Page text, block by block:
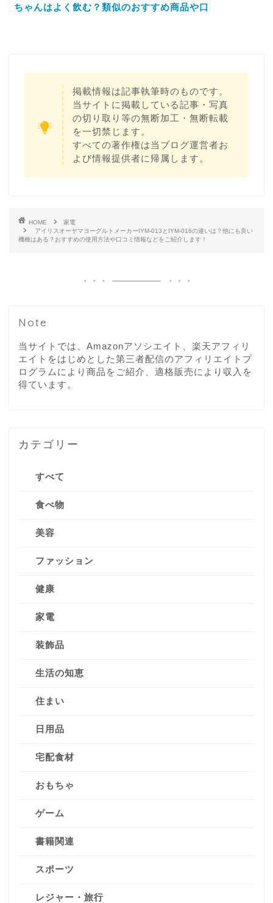
ちゃんはよく飲む？類似のおすすめ商品や口
掲載情報は記事執筆時のものです。
当サイトに掲載している記事・写真
の切り取り等の無断加工・無断転載
を一切禁じます。
すべての著作権は当ブログ運営者お
よび情報提供者に帰属します。
HOME
家電
アイリスオーヤマヨーグルトメーカーIYM-013とIYM-016の違いは？他にも良い
機種はある？おすすめの使用方法や口コミ情報などをご紹介します！
Note
当サイトでは、Amazonアソシエイト、楽天アフィリ
エイトをはじめとした第三者配信のアフィリエイトプ
ログラムにより商品をご紹介、適格販売により収入を
得ています。
カテゴリー
すべて
食べ物
美容
ファッション
健康
家電
装飾品
生活の知恵
住まい
日用品
宅配食材
おもちゃ
ゲーム
書籍関連
スポーツ
レジャー・旅行